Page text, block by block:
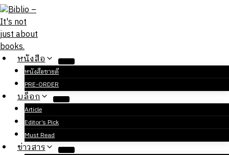
Skip
to
content
หนังสือ
หนังสือขายดี
PRE-ORDER
บล็อก
Article
Editor’s Pick
Must Read
ข่าวสาร